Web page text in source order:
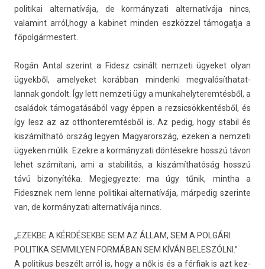
politikai al­ter­natívája, de kor­mányzati al­ter­natívája nincs,
valamint arról,hogy a kabinet mind­en eszközzel támogat­ja a
főpol­gármes­tert.
Rogán Antal szerint a Fidesz csinált nem­zeti ügyeket olyan
ügyekből, amelyeket korábban min­denki meg­valósít­hatat­
lannak gon­dolt. Így lett nem­zeti ügy a mun­kahelyterem­tésből, a
családok támogatásából vagy éppen a re­zsic­sökken­tésből, és
így lesz az az otthon­terem­tésből is. Az pedig, hogy stabil és
kiszámítható ország legy­en Magyarország, ezek­en a nem­zeti
ügyek­en múlik. Ezek­re a kor­mányzati döntésekre hosszú távon
lehet számítani, ami a stabilitás, a kiszámíthatóság hosszú
távú bi­zonyítéka. Meg­jegyez­te: ma úgy tűnik, mintha a
Fidesznek nem lenne politikai al­ter­natívája, már­pedig szerin­te
van, de kor­mányzati al­ter­natívája nincs.
„EZEKBE A KÉRDÉSEKBE SEM AZ ÁLLAM, SEM A POLGÁRI
POLITIKA SEMMILYEN FORMÁBAN SEM KÍVÁN BELESZÓLNI.”
A politikus beszélt arról is, hogy a nők is és a férfiak is azt kez­